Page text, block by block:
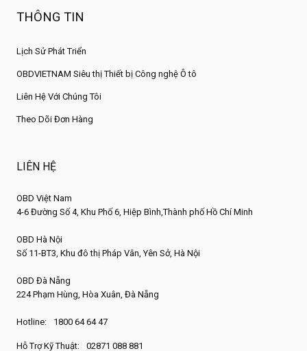
THÔNG TIN
Lịch Sử Phát Triển
OBDVIETNAM Siêu thị Thiết bị Công nghệ Ô tô
Liên Hệ Với Chúng Tôi
Theo Dõi Đơn Hàng
LIÊN HỆ
OBD Việt Nam
4-6 Đường Số 4, Khu Phố 6, Hiệp Bình,Thành phố Hồ Chí Minh
OBD Hà Nội
Số 11-BT3, Khu đô thị Pháp Vân, Yên Sở, Hà Nội
OBD Đà Nẵng
224 Phạm Hùng, Hòa Xuân, Đà Nẵng
Hotline: 1800 64 64 47
Hỗ Trợ Kỹ Thuật: 02871 088 881